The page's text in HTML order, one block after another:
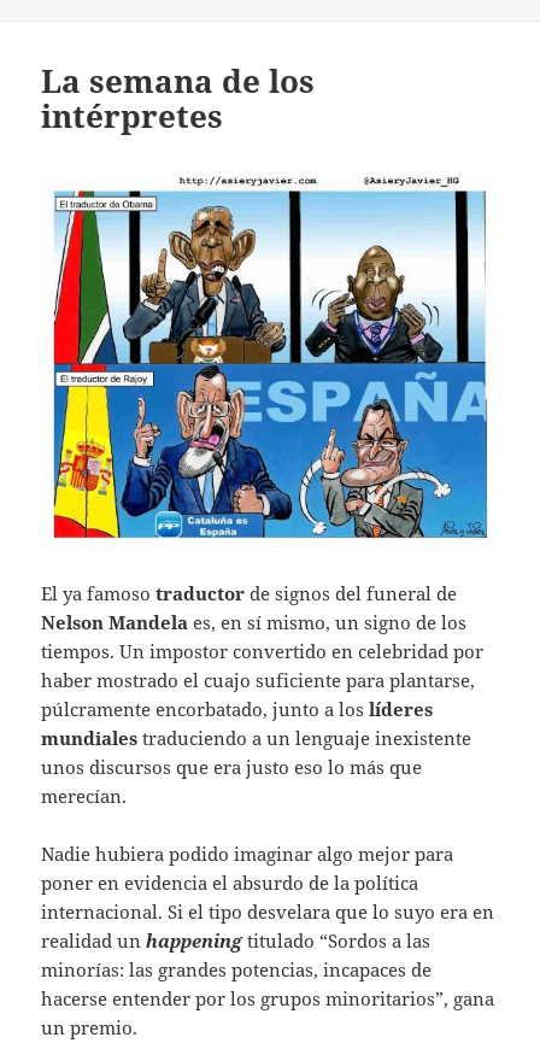
La semana de los
intérpretes
El ya famoso traductor de signos del funeral de
Nelson Mandela es, en sí mismo, un signo de los
tiempos. Un impostor convertido en celebridad por
haber mostrado el cuajo suficiente para plantarse,
púlcramente encorbatado, junto a loslíderes
mundialestraduciendo a un lenguaje inexistente
unos discursos que era justo eso lo más que
merecían.
Nadie hubiera podido imaginar algo mejor para
poner en evidencia el absurdo de la política
internacional. Si el tipo desvelara que lo suyo era en
realidad un happeningtitulado “Sordos a las
minorías: las grandes potencias, incapaces de
hacerse entender por los grupos minoritarios”, gana
un premio.